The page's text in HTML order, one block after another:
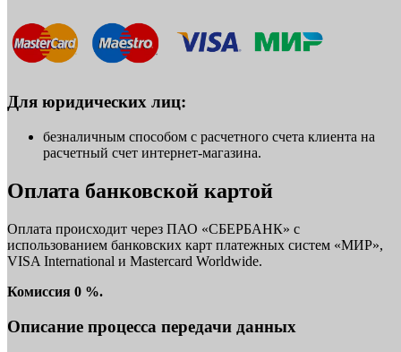
Для юридических лиц:
безналичным способом с расчетного счета клиента на
расчетный счет интернет-магазина.
Оплата банковской картой
Оплата происходит через ПАО «СБЕРБАНК» с
использованием банковских карт платежных систем «МИР»,
VISA International и Mastercard Worldwide.
Комиссия 0 %.
Описание процесса передачи данных